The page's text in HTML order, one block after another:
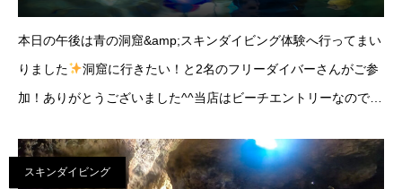
本日の午後は青の洞窟&amp;スキンダイビング体験へ行ってまい
りました
洞窟に行きたい！と2名のフリーダイバーさんがご参
加！ありがとうございました^^当店はビーチエントリーなので時
切り～！ラッキー！土日は混むんだろうな…
スキンダイビング